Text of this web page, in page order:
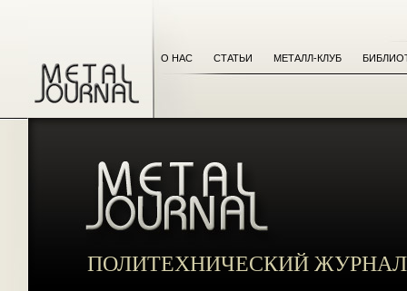
О НАС СТАТЬИ МЕТАЛЛ-КЛУБ
ПОЛИТЕХНИЧЕСКИЙ ЖУРНАЛ